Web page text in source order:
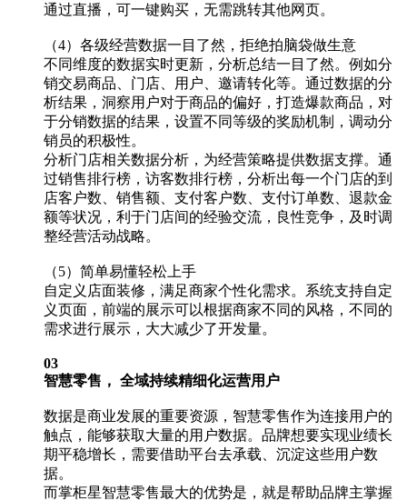
通过直播，可一键购买，无需跳转其他网页。
（4）各级经营数据一目了然，拒绝拍脑袋做生意
不同维度的数据实时更新，分析总结一目了然。例如分
销交易商品、门店、用户、邀请转化等。通过数据的分
析结果，洞察用户对于商品的偏好，打造爆款商品，对
于分销数据的结果，设置不同等级的奖励机制，调动分
销员的积极性。
分析门店相关数据分析，为经营策略提供数据支撑。通
过销售排行榜，访客数排行榜，分析出每一个门店的到
店客户数、销售额、支付客户数、支付订单数、退款金
额等状况，利于门店间的经验交流，良性竞争，及时调
整经营活动战略。
（5）简单易懂轻松上手
自定义店面装修，满足商家个性化需求。系统支持自定
义页面，前端的展示可以根据商家不同的风格，不同的
需求进行展示，大大减少了开发量。
03
智慧零售， 全域持续精细化运营用户
数据是商业发展的重要资源，智慧零售作为连接用户的
触点，能够获取大量的用户数据。品牌想要实现业绩长
期平稳增长，需要借助平台去承载、沉淀这些用户数
据。
而掌柜星智慧零售最大的优势是，就是帮助品牌主掌握